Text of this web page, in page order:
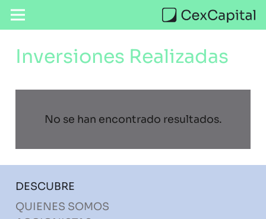
Inversiones Realizadas
No se han encontrado resultados.
DESCUBRE
QUIENES SOMOS